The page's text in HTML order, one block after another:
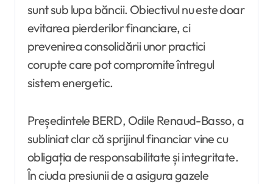
sunt sub lupa băncii. Obiectivul nu este doar
evitarea pierderilor financiare, ci
prevenirea consolidării unor practici
corupte care pot compromite întregul
sistem energetic.
Președintele BERD, Odile Renaud-Basso, a
subliniat clar că sprijinul financiar vine cu
obligația de responsabilitate și integritate.
În ciuda presiunii de a asigura gazele